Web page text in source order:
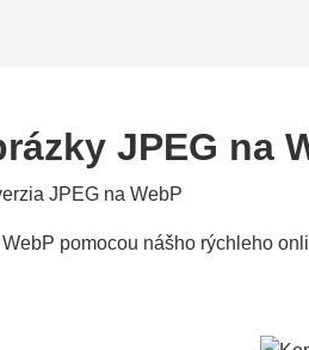
JPEG na
JPEG na WebP
pomocou nášho rýchleho